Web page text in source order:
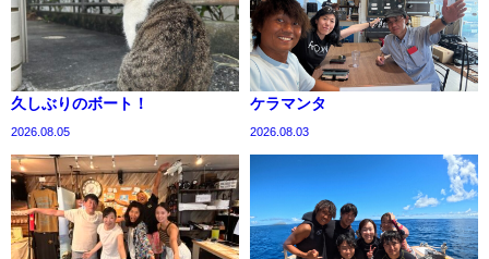
久しぶりのボート！
2026.08.05
ケラマンタ
2026.08.03